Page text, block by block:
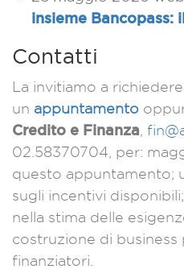
insieme Bancopass:
Contatti
La invitiamo a
un appuntamento
Credito e Finanza
02.58370704, per:
questo appuntamento;
sugli incentivi disponibili;
nella stima delle
costruzione di business
finanziatori.